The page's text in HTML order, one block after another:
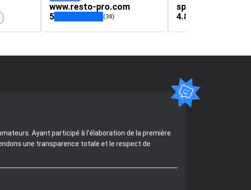
www.resto-pro.com
5
(38)
spot-hit.fr
4.8
Ayant participé à l'élaboration de la première
une transparence totale et le respect de